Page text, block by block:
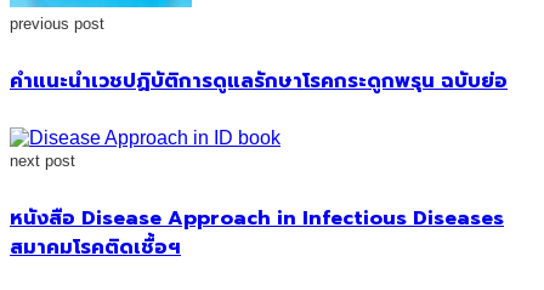
previous post
คำแนะนำเวชปฏิบัติการดูแลรักษาโรคกระดูกพรุน ฉบับย่อ
next post
หนังสือ Disease Approach in Infectious Diseases
สมาคมโรคติดเชื้อฯ